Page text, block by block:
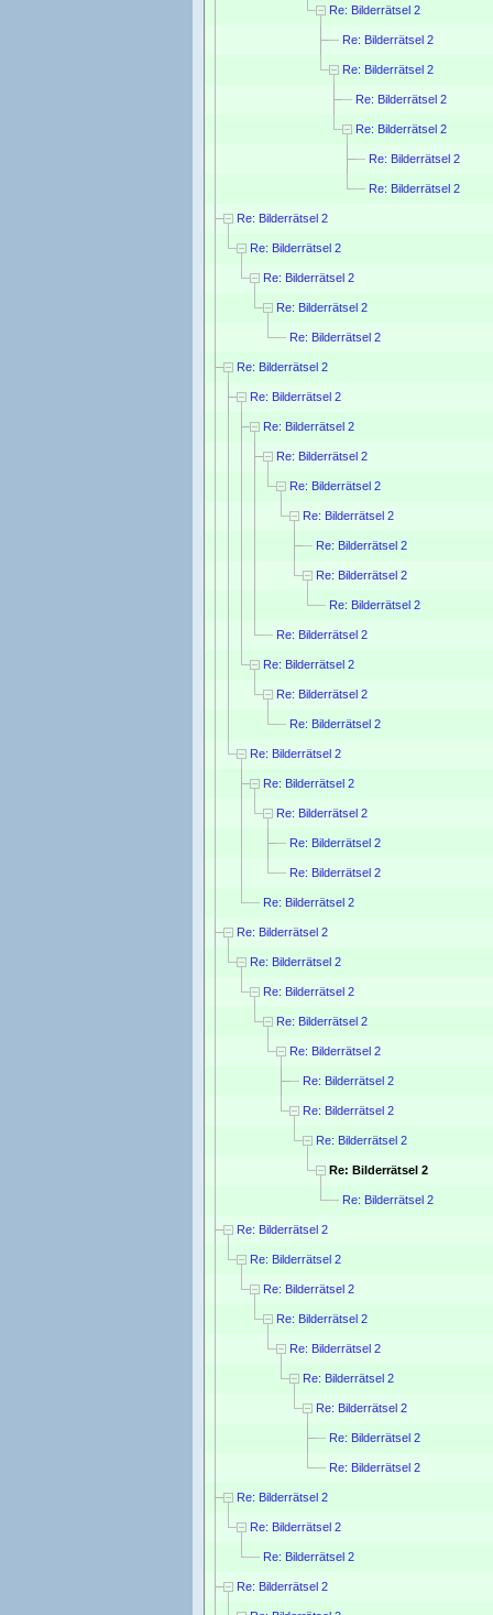
Re: Bilderrätsel 2
Re: Bilderrätsel 2
Re: Bilderrätsel 2
Re: Bilderrätsel 2
Re: Bilderrätsel 2
Re: Bilderrätsel 2
Re: Bilderrätsel 2
Re: Bilderrätsel 2
Re: Bilderrätsel 2
Re: Bilderrätsel 2
Re: Bilderrätsel 2
Re: Bilderrätsel 2
Re: Bilderrätsel 2
Re: Bilderrätsel 2
Re: Bilderrätsel 2
Re: Bilderrätsel 2
Re: Bilderrätsel 2
Re: Bilderrätsel 2
Re: Bilderrätsel 2
Re: Bilderrätsel 2
Re: Bilderrätsel 2
Re: Bilderrätsel 2
Re: Bilderrätsel 2
Re: Bilderrätsel 2
Re: Bilderrätsel 2
Re: Bilderrätsel 2
Re: Bilderrätsel 2
Re: Bilderrätsel 2
Re: Bilderrätsel 2
Re: Bilderrätsel 2
Re: Bilderrätsel 2
Re: Bilderrätsel 2
Re: Bilderrätsel 2
Re: Bilderrätsel 2
Re: Bilderrätsel 2
Re: Bilderrätsel 2
Re: Bilderrätsel 2
Re: Bilderrätsel 2
Re: Bilderrätsel 2
Re: Bilderrätsel 2
Re: Bilderrätsel 2
Re: Bilderrätsel 2
Re: Bilderrätsel 2
Re: Bilderrätsel 2
Re: Bilderrätsel 2
Re: Bilderrätsel 2
Re: Bilderrätsel 2
Re: Bilderrätsel 2
Re: Bilderrätsel 2
Re: Bilderrätsel 2
Re: Bilderrätsel 2
Re: Bilderrätsel 2
Re: Bilderrätsel 2
Re: Bilderrätsel 2